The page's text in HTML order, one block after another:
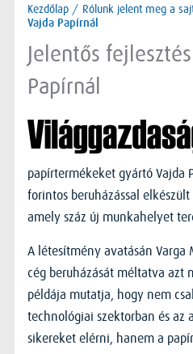
Kezdőlap / Rólunk jelent meg a
Vajda Papírnál
Jelentős
Papírnál
papírtermékeket gyártó Vajda
forintos beruházással
amely száz új munkahelyet
A létesítmény avatásán
cég beruházását méltatva azt
példája mutatja, hogy nem
technológiai szektorban és az
sikereket elérni, hanem a